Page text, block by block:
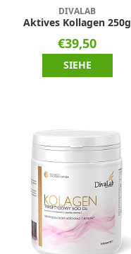
DIVALAB
Aktives Kollagen 250g
€39,50
SIEHE